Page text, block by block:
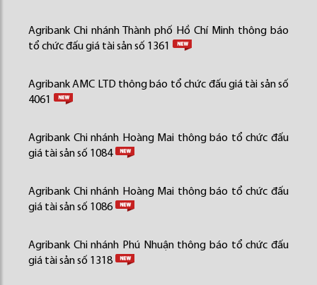
Agribank Chi nhánh Thành phố Hồ Chí Minh thông báo
tổ chức đấu giá tài sản số 1361
Agribank AMC LTD thông báo tổ chức đấu giá tài sản số
4061
Agribank Chi nhánh Hoàng Mai thông báo tổ chức đấu
giá tài sản số 1084
Agribank Chi nhánh Hoàng Mai thông báo tổ chức đấu
giá tài sản số 1086
Agribank Chi nhánh Phú Nhuận thông báo tổ chức đấu
giá tài sản số 1318